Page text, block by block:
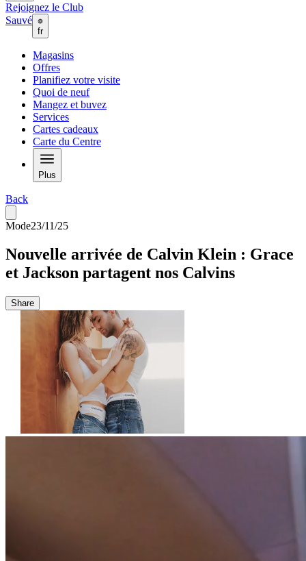
Rejoignez le Club
Sauvé
fr
Magasins
Offres
Planifiez votre visite
Quoi de neuf
Mangez et buvez
Services
Cartes cadeaux
Carte du Centre
Plus
Back
Mode23/11/25
Nouvelle arrivée de Calvin Klein : Grace
et Jackson partagent nos Calvins
Share